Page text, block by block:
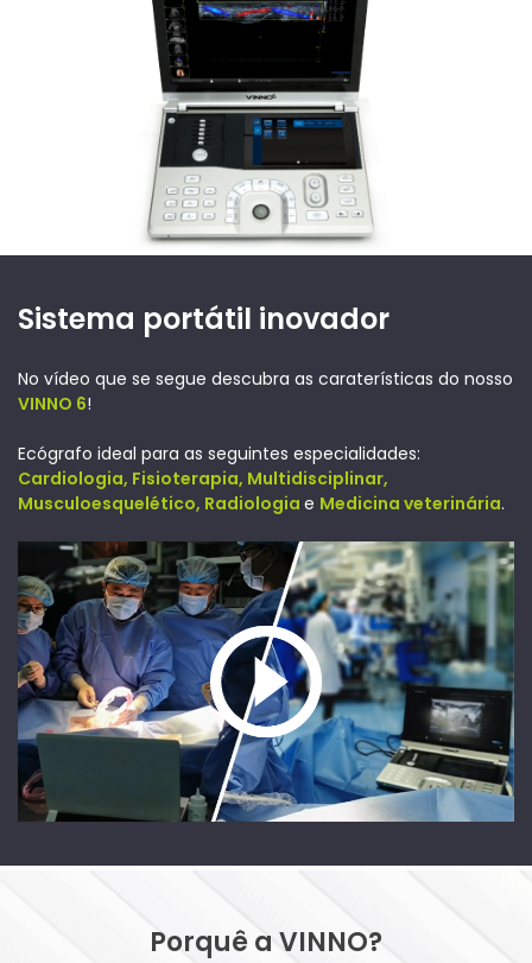
Sistema portátil inovador
No vídeo que se segue descubra as caraterísticas do nosso
VINNO 6!
Ecógrafo ideal para as seguintes especialidades:
Cardiologia, Fisioterapia, Multidisciplinar,
Musculoesquelético, Radiologia e Medicina veterinária.
Porquê a VINNO?